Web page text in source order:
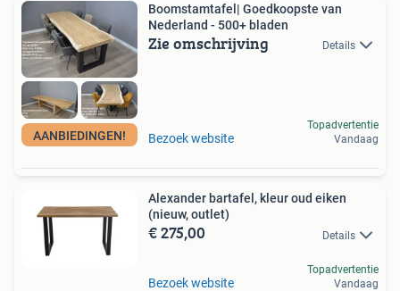
AANBIEDINGEN!
Boomstamtafel| Goedkoopste van
Nederland - 500+ bladen
Zie omschrijving Details
Bezoek website
Topadvertentie
Vandaag
Alexander bartafel, kleur oud eiken
(nieuw, outlet)
€ 275,00 Details
Bezoek website
Topadvertentie
Vandaag